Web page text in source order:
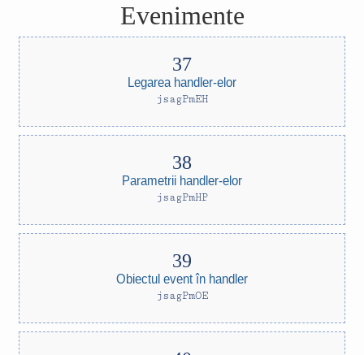
Evenimente
Legarea handler-elor
jsagPmEH
Parametrii handler-elor
jsagPmHP
Obiectul event în handler
jsagPmOE